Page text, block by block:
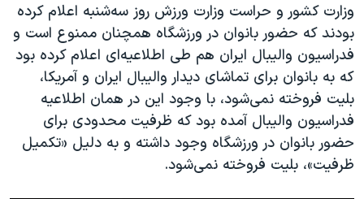
صفحه‌های ویژه
سفر پرزیدنت ترامپ به چین
وزارت کشور و حراست وزارت ورزش روز سه‌شنبه اعلام کرده
بودند که حضور بانوان در ورزشگاه همچنان ممنوع است و
فدراسیون والیبال ایران هم طی اطلاعیه‌ای اعلام کرده بود
که به بانوان برای تماشای دیدار والیبال ایران و آمریکا،
بلیت فروخته نمی‌شود، با وجود این در همان اطلاعیه
فدراسیون والیبال آمده بود که ظرفیت محدودی برای
حضور بانوان در ورزشگاه وجود داشته و به دلیل «تکمیل
ظرفیت»، بلیت فروخته نمی‌شود.